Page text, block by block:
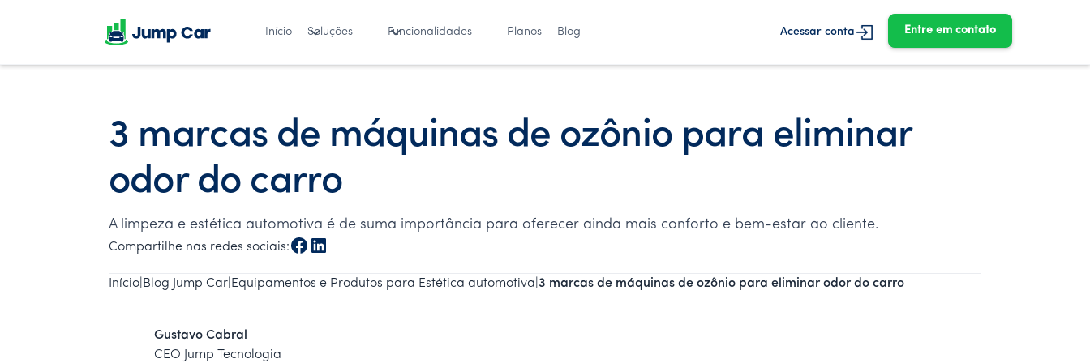
Início Soluções Funcionalidades Planos Blog Acessar conta Entre em contato
3 marcas de máquinas de ozônio para eliminar
odor do carro
A limpeza e estética automotiva é de suma importância para oferecer ainda mais conforto e bem-estar ao cliente.
Compartilhe nas redes sociais:
Início Blog Jump Car Equipamentos e Produtos para Estética automotiva 3 marcas de máquinas de ozônio para eliminar odor do carro
Gustavo Cabral
CEO Jump Tecnologia